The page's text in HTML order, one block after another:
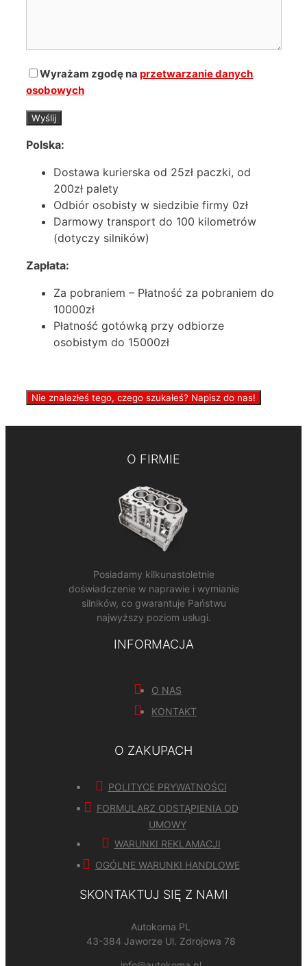
Wyrażam zgodę na przetwarzanie danych
osobowych
Polska:
Dostawa kurierska od 25zł paczki, od
200zł palety
Odbiór osobisty w siedzibie firmy 0zł
Darmowy transport do 100 kilometrów
(dotyczy silników)
Zapłata:
Za pobraniem – Płatność za pobraniem do
10000zł
Płatność gotówką przy odbiorze
osobistym do 15000zł
Nie znalazłeś tego, czego szukałeś? Napisz do nas!
O FIRMIE
Posiadamy kilkunastoletnie
doświadczenie w naprawie i wymianie
silników, co gwarantuje Państwu
najwyższy poziom usługi.
INFORMACJA
O NAS
KONTAKT
O ZAKUPACH
POLITYCE PRYWATNOŚCI
FORMULARZ ODSTĄPIENIA OD
UMOWY
WARUNKI REKLAMACJI
OGÓLNE WARUNKI HANDLOWE
SKONTAKTUJ SIĘ Z NAMI
Autokoma PL
43-384 Jaworze Ul. Zdrojowa 78